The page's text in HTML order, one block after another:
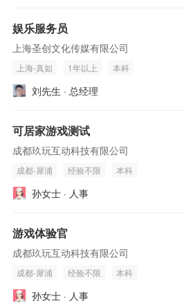
娱乐服务员
上海圣创文化传媒有限公司
上海-真如 1年以上 本科
刘先生 · 总经理
可居家游戏测试
成都玖玩互动科技有限公司
成都-犀浦 经验不限 本科
孙女士 · 人事
游戏体验官
成都玖玩互动科技有限公司
成都-犀浦 经验不限 本科
孙女士 · 人事